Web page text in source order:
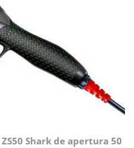
ZS50 Shark de apertura 50